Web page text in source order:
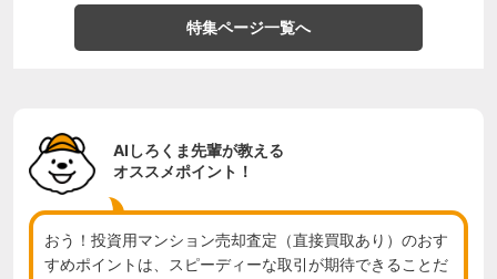
特集ページ一覧へ
AIしろくま先輩が教える
オススメポイント！
おう！投資用マンション売却査定（直接買取あり）のおす
すめポイントは、スピーディーな取引が期待できることだ